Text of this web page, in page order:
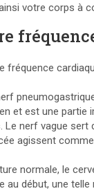
votre corps à
fréquence
et est une
nerf vague sert
agissent
normale, le
au début, une